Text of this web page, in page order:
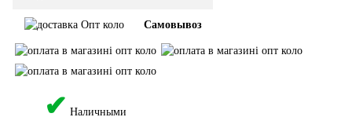
Самовывоз
✔ Наличными